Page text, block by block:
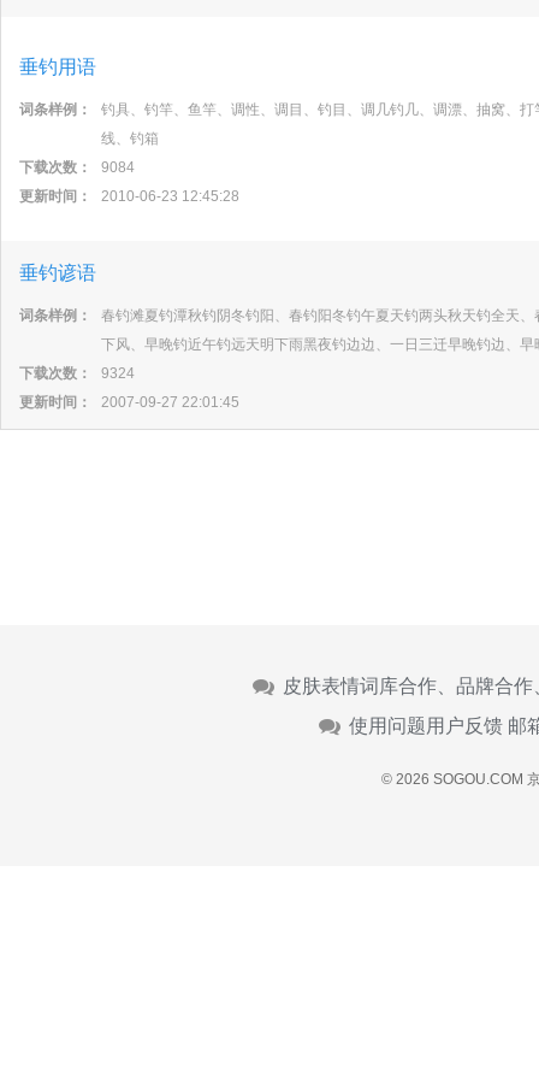
垂钓用语
词条样例：
钓具、钓竿、鱼竿、调性、调目、钓目、调几钓几、调漂、抽窝、
线、钓箱
下载次数：
9084
更新时间：
2010-06-23 12:45:28
垂钓谚语
词条样例：
春钓滩夏钓潭秋钓阴冬钓阳、春钓阳冬钓午夏天钓两头秋天钓全天
下风、早晚钓近午钓远天明下雨黑夜钓边边、一日三迁早晚钓边、
下载次数：
9324
更新时间：
2007-09-27 22:01:45
皮肤表情词库合作、品牌合
使用问题用户反馈 邮
© 2026 SOGOU.COM